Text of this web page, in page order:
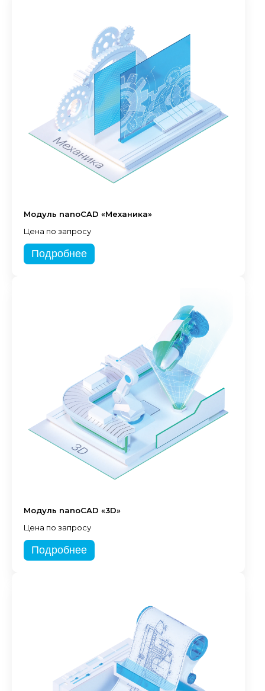
Модуль nanoCAD «Механика»
Цена по запросу
Подробнее
Модуль nanoCAD «3D»
Цена по запросу
Подробнее